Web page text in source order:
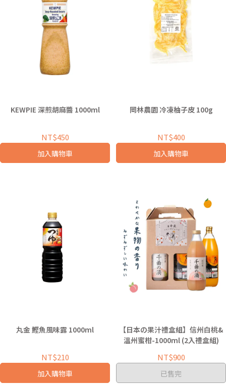
KEWPIE 深煎胡麻醬 1000ml
NT$450
加入購物車
岡林農園 冷凍柚子皮 100g
NT$400
加入購物車
丸金 鰹魚風味露 1000ml
NT$210
加入購物車
【日本の果汁禮盒組】信州白桃&
溫州蜜柑-1000ml (2入禮盒組)
NT$900
已售完